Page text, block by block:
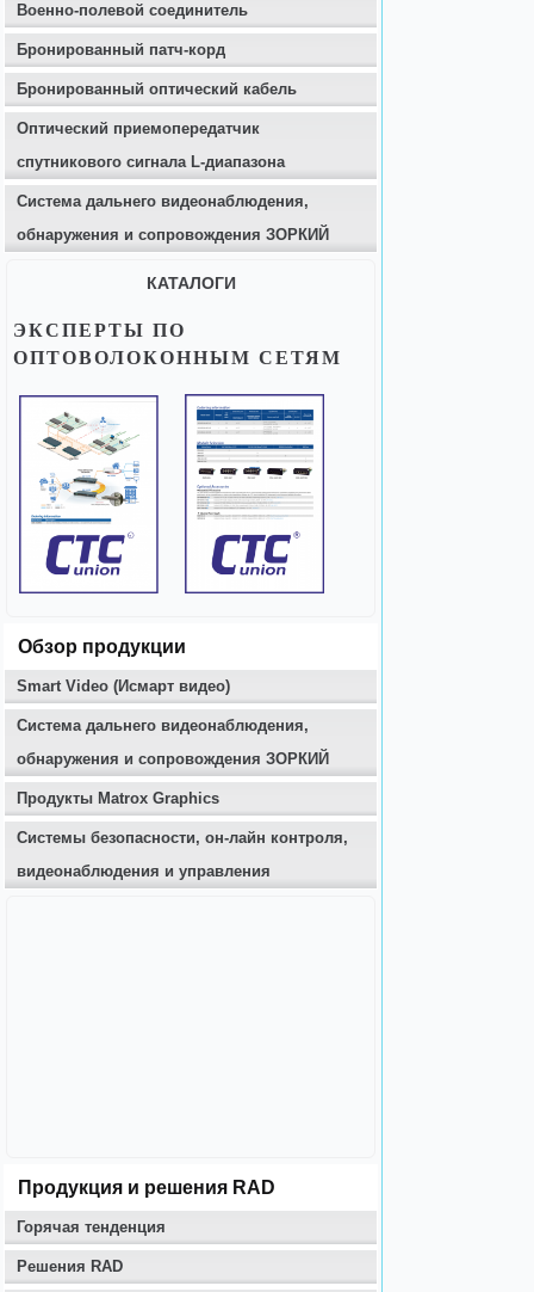
Военно-полевой соединитель
Бронированный патч-корд
Бронированный оптический кабель
Оптический приемопередатчик
спутникового сигнала L-диапазона
Система дальнего видеонаблюдения,
обнаружения и сопровождения ЗОРКИЙ
КАТАЛОГИ
ЭКСПЕРТЫ ПО
ОПТОВОЛОКОННЫМ СЕТЯМ
Обзор продукции
Smart Video (Исмарт видео)
Система дальнего видеонаблюдения,
обнаружения и сопровождения ЗОРКИЙ
Продукты Matrox Graphics
Системы безопасности, он-лайн контроля,
видеонаблюдения и управления
Продукция и решения RAD
Горячая тенденция
Решения RAD